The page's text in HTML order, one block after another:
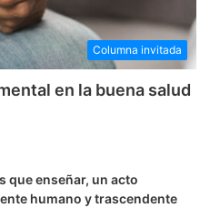
Columna invitada
en la buena salud
que enseñar, un acto
humano y trascendente